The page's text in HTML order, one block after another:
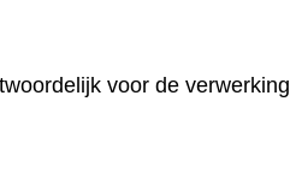
voor de verwerking